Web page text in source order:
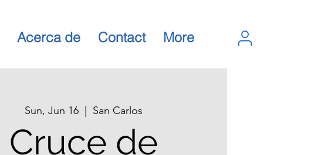
Acerca de Contact More
Sun, Jun 16
  |
San Carlos
Cruce de